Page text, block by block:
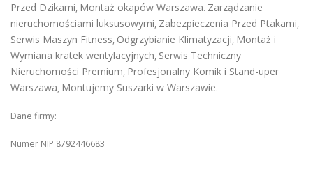
Przed Dzikami, Montaż okapów Warszawa. Zarządzanie
nieruchomościami luksusowymi, Zabezpieczenia Przed Ptakami,
Serwis Maszyn Fitness, Odgrzybianie Klimatyzacji, Montaż i
Wymiana kratek wentylacyjnych, Serwis Techniczny
Nieruchomości Premium, Profesjonalny Komik i Stand-uper
Warszawa, Montujemy Suszarki w Warszawie.
Dane firmy:
Numer NIP 8792446683